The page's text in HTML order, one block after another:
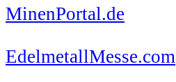
MinenPortal.de
EdelmetallMesse.com